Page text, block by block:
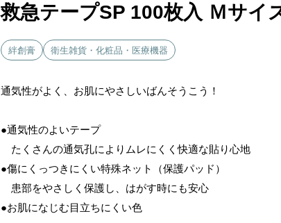
救急テープSP 100枚入 Ｍサイ
絆創膏 衛生雑貨・化粧品・医療機器
通気性がよく、お肌にやさしいばんそうこう！
●通気性のよいテープ
たくさんの通気孔によりムレにくく快適な貼り心地
●傷にくっつきにくい特殊ネット（保護パッド）
患部をやさしく保護し、はがす時にも安心
●お肌になじむ目立ちにくい色